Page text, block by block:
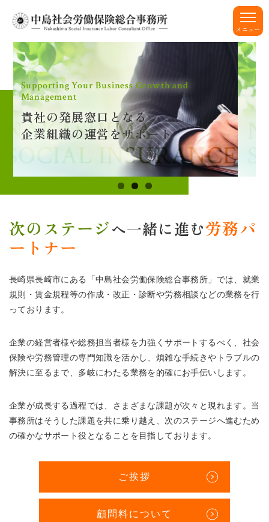
Supporting Your Business Growth and
Management
貴社の発展窓口となる
企業組織の運営をサポート
次のステージへ一緒に進む労務パ
ートナー
長崎県長崎市にある「中島社会労働保険総合事務所」では、就業
規則・賃金規程等の作成・改正・診断や労務相談などの業務を行
っております。
企業の経営者様や総務担当者様を力強くサポートするべく、社会
保険や労務管理の専門知識を活かし、煩雑な手続きやトラブルの
解決に至るまで、多岐にわたる業務を的確にお手伝いします。
企業が成長する過程では、さまざまな課題が次々と現れます。当
事務所はそうした課題を共に乗り越え、次のステージへ進むため
の確かなサポート役となることを目指しております。
ご挨拶
顧問料について